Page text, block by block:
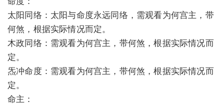
太阳同络：太阳与命度永远同络，需观看为何宫主，带
何煞，根据实际情况而定。
木政同络：需观看为何宫主，带何煞，根据实际情况而
定。
炁冲命度：需观看为何宫主，带何煞，根据实际情况而
定。
命主：